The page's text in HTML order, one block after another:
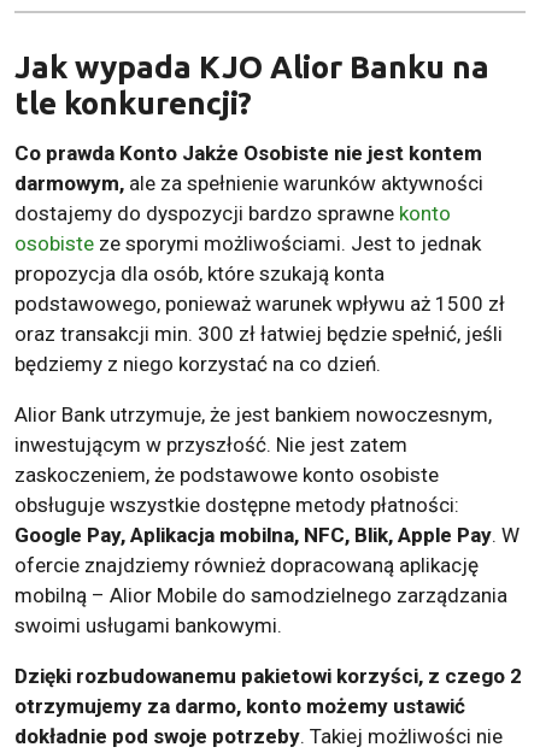
Jak wypada KJO Alior Banku na
tle konkurencji?
Co prawda Konto Jakże Osobiste nie jest kontem
darmowym, ale za spełnienie warunków aktywności
dostajemy do dyspozycji bardzo sprawne konto
osobiste ze sporymi możliwościami. Jest to jednak
propozycja dla osób, które szukają konta
podstawowego, ponieważ warunek wpływu aż 1500 zł
oraz transakcji min. 300 zł łatwiej będzie spełnić, jeśli
będziemy z niego korzystać na co dzień.
Alior Bank utrzymuje, że jest bankiem nowoczesnym,
inwestującym w przyszłość. Nie jest zatem
zaskoczeniem, że podstawowe konto osobiste
obsługuje wszystkie dostępne metody płatności:
Google Pay, Aplikacja mobilna, NFC, Blik, Apple Pay. W
ofercie znajdziemy również dopracowaną aplikację
mobilną – Alior Mobile do samodzielnego zarządzania
swoimi usługami bankowymi.
Dzięki rozbudowanemu pakietowi korzyści, z czego 2
otrzymujemy za darmo, konto możemy ustawić
dokładnie pod swoje potrzeby. Takiej możliwości nie